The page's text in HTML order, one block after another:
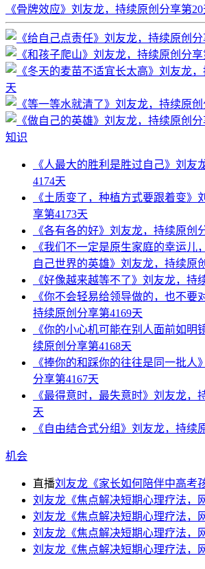
《骨牌效应》刘友龙，持续原创分享第20
知识
《人最大的胜利是胜过自己》刘友
4174天
《土质变了，种植方式要跟着变》
享第4173天
《各有各的好》刘友龙，持续原创
《我们不一定是原生家庭的幸运儿
自己世界的英雄》刘友龙，持续原
《好像越来越等不了》刘友龙，持
《你不会轻易给领导做的，也不要
持续原创分享第4169天
《你的小心机可能在别人面前如明
续原创分享第4168天
《捧你的和踩你的往往是同一批人
分享第4167天
《最得意时，最失意时》刘友龙，
天
《自由结合式分组》刘友龙，持续
机会
直播刘友龙《家长如何陪伴中高考
刘友龙《焦点解决短期心理疗法，
刘友龙《焦点解决短期心理疗法，
刘友龙《焦点解决短期心理疗法，
刘友龙《焦点解决短期心理疗法，